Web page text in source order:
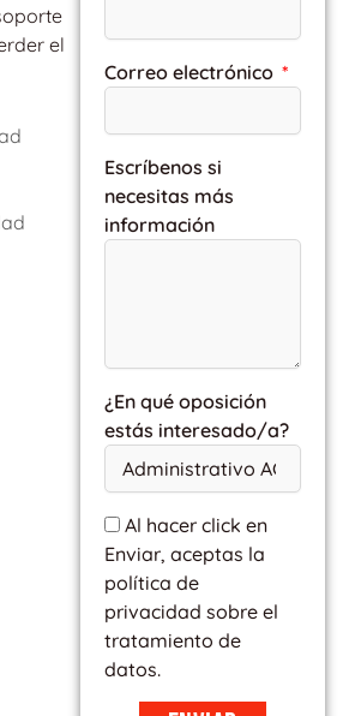
el
Correo electrónico
Escríbenos si
necesitas más
información
¿En qué oposición
estás interesado/a?
Al hacer click en
Enviar, aceptas la
política de
privacidad sobre el
tratamiento de
datos.